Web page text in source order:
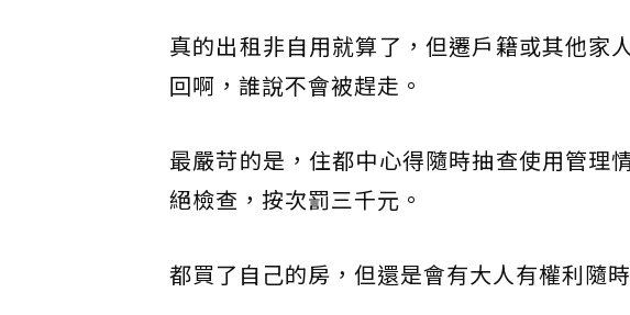
真的出租非自用就算了，但遷戶籍或其他家
回啊，誰說不會被趕走。
最嚴苛的是，住都中心得隨時抽查使用管理
絕檢查，按次罰三千元。
都買了自己的房，但還是會有大人有權利隨